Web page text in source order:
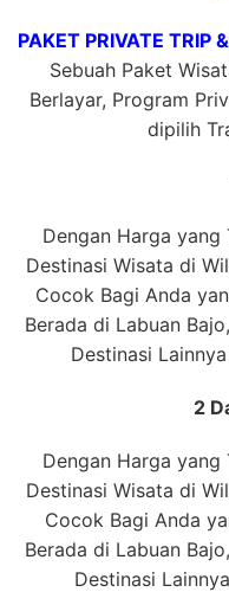
PAKET PRIVATE TRIP
Sebuah Paket
Berlayar, Program
dipilih
Dengan Harga
Destinasi Wisata di
Cocok Bagi Anda
Berada di Labuan
Destinasi
2
Dengan Harga
Destinasi Wisata di
Cocok Bagi Anda
Berada di Labuan
Destinasi